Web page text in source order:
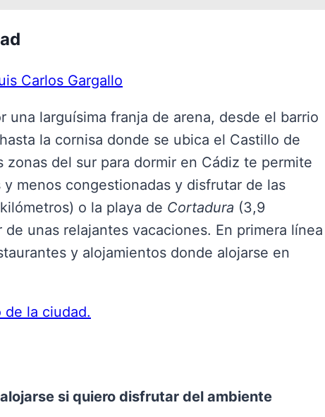
Carlos Gargallo
una larguísima franja de arena, desde el barrio
la cornisa donde se ubica el Castillo de
zonas del sur para dormir en Cádiz te permite
menos congestionadas y disfrutar de las
o la playa de Cortadura (3,9
unas relajantes vacaciones. En primera línea
y alojamientos donde alojarse en
la ciudad.
si quiero disfrutar del ambiente